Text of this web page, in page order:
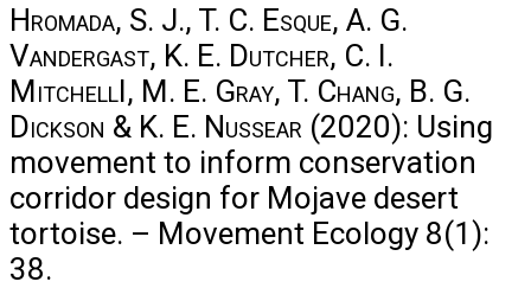
Hromada, S. J., T. C. Esque, A. G.
Vandergast, K. E. Dutcher, C. I.
MitchellI, M. E. Gray, T. Chang, B. G.
Dickson & K. E. Nussear (2020): Using
movement to inform conservation
corridor design for Mojave desert
tortoise. – Movement Ecology 8(1):
38.